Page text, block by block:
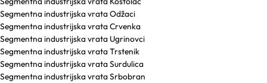
Segmentna industrijska vrata Odžaci
Segmentna industrijska vrata Crvenka
Segmentna industrijska vrata Ugrinovci
Segmentna industrijska vrata Trstenik
Segmentna industrijska vrata Surdulica
Segmentna industrijska vrata Srbobran